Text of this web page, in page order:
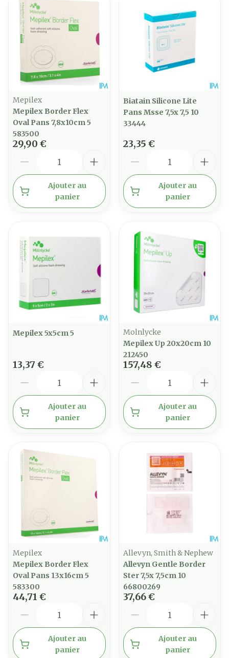
Mepilex
Mepilex Border Flex
Oval Pans 7,8x10cm 5
583500
29,90 €
Ajouter au
panier
Biatain Silicone Lite
Pans Msse 7,5x 7,5 10
33444
23,35 €
Ajouter au
panier
Mepilex 5x5cm 5
13,37 €
Ajouter au
panier
Molnlycke
Mepilex Up 20x20cm 10
212450
157,48 €
Ajouter au
panier
Mepilex
Mepilex Border Flex
Oval Pans 13x16cm 5
583300
44,71 €
Ajouter au
panier
Allevyn, Smith & Nephew
Allevyn Gentle Border
Ster 7,5x 7,5cm 10
66800269
37,66 €
Ajouter au
panier